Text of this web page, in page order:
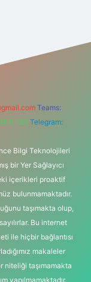
Teams:
0 726 Telegram:
Bilgi Teknolojileri
bir Yer Sağlayıcı
içerikleri proaktif
bulunmamaktadır.
taşımakta olup,
Bu internet
ile hiçbir bağlantısı
makaleler
niteliği taşımamakta
yapılmamaktadır.